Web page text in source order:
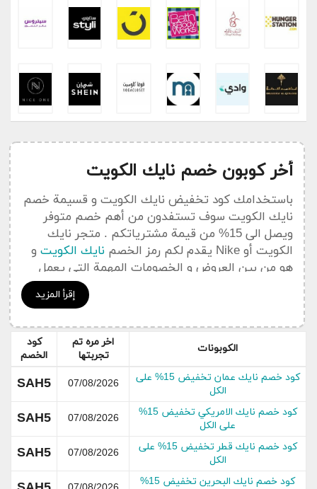
إقرأ المزيد
أخر كوبون خصم نايك الكويت
باستخدامك كود تخفيض نايك الكويت و قسيمة خصم
نايك الكويت سوف تستفدون من أهم خصم متوفر
ويصل الى 15% من قيمة مشترياتكم . متجر نايك
الكويت أو Nike يقدم لكم رمز الخصم
نايك الكويت و
هو من بين العروض و الخصومات المهمة التي يعمل
كوبون سعودي على نشرها في هدا القسم الخاص بجديد
يمكنكم الإضطلاع على جميعأكواد خصمنايك الكويت
بكوبونات نايك الكويت
عن نايك الكويت
الكوبونات
اخر مره تم
تجربتها
كود
الخصم
كود خصم نايك عمان تخفيض 15% على
الكل
07/08/2026
SAH5
كود خصم نايك الامريكي تخفيض 15%
على الكل
07/08/2026
SAH5
كود خصم نايك قطر تخفيض 15% على
الكل
07/08/2026
SAH5
كود خصم نايك البحرين تخفيض 15%